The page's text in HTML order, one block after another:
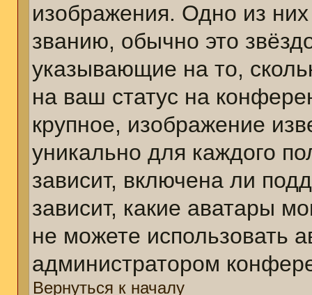
изображения. Одно из
званию, обычно это
указывающие на то,
на ваш статус на
крупное, изображение
уникально для каждого
зависит, включена ли
зависит, какие аватары
не можете использовать
администратором
Вернуться к началу